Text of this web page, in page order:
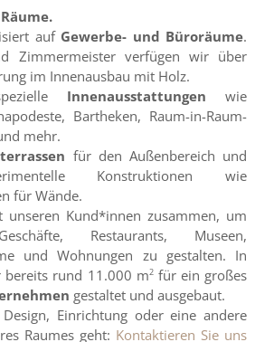
auf Gewerbe- und Büroräume.
Zimmermeister verfügen wir über
im Innenausbau mit Holz.
Innenausstattungen wie
Bartheken, Raum-in-Raum-
mehr.
für den Außenbereich und
Konstruktionen wie
für Wände.
Kund*innen zusammen, um
Restaurants, Museen,
und Wohnungen zu gestalten. In
bereits rund 11.000 m2für ein großes
gestaltet und ausgebaut.
Einrichtung oder eine andere
Raumes geht: Kontaktieren Sie uns